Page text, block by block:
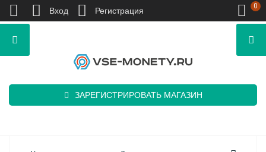
ЗАРЕГИСТРИРОВАТЬ МАГАЗИН
Вход Регистрация 0